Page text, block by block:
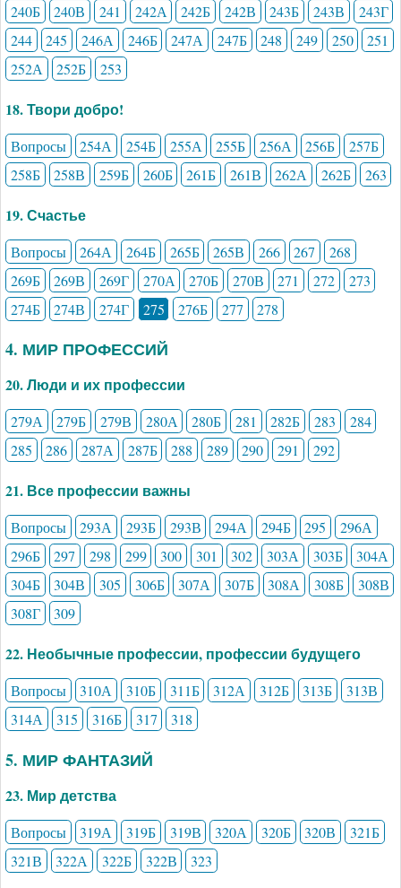
240Б
240В 241 242А 242Б 242В 243Б 243В
243Г
244
245 246А 246Б 247А 247Б 248 249 250
251
252А
252Б 253
18. Твори добро!
Вопросы 254А 254Б 255А 255Б 256А 256Б
257Б
258Б
258В 259Б 260Б 261Б 261В 262А 262Б 263
19. Счастье
Вопросы 264А 264Б 265Б 265В 266 267
268
269Б
269В 269Г 270А 270Б 270В 271 272
273
274Б
274В 274Г 275 276Б 277 278
4. МИР ПРОФЕССИЙ
20. Люди и их профессии
279А 279Б 279В 280А 280Б 281 282Б 283
284
285
286 287А 287Б 288 289 290 291 292
21. Все профессии важны
Вопросы 293А 293Б 293В 294А 294Б 295
296А
296Б
297 298 299 300 301 302 303А 303Б
304А
304Б
304В 305 306Б 307А 307Б 308А 308Б
308В
308Г
309
22. Необычные профессии, профессии будущего
Вопросы 310А 310Б 311Б 312А 312Б 313Б
313В
314А
315 316Б 317 318
5. МИР ФАНТАЗИЙ
23. Мир детства
Вопросы 319А 319Б 319В 320А 320Б 320В
321Б
321В
322А 322Б 322В 323